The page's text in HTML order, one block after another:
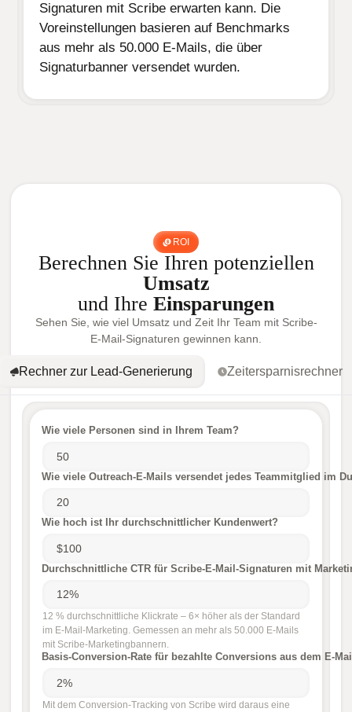
Signaturen mit Scribe erwarten kann. Die
Voreinstellungen basieren auf Benchmarks
aus mehr als 50.000 E-Mails, die über
Signaturbanner versendet wurden.
ROI
Berechnen Sie Ihren potenziellen
Umsatz
und Ihre Einsparungen
Sehen Sie, wie viel Umsatz und Zeit Ihr Team mit Scribe-
E-Mail-Signaturen gewinnen kann.
Rechner zur Lead-Generierung Zeitersparnisrechner
Wie viele Personen sind in Ihrem Team?
Wie viele Outreach-E-Mails versendet jedes Teammitglied im
Wie hoch ist Ihr durchschnittlicher Kundenwert?
Durchschnittliche CTR für Scribe-E-Mail-Signaturen mit
12 % durchschnittliche Klickrate – 6× höher als der Standard
im E-Mail-Marketing. Gemessen an mehr als 50.000 E-Mails
mit Scribe-Marketingbannern.
Basis-Conversion-Rate für bezahlte Conversions aus dem E-
Mit dem Conversion-Tracking von Scribe wird daraus eine